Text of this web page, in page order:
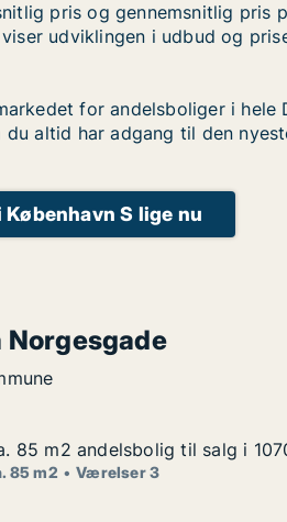
pris og gennemsnitlig pris
udviklingen i udbud og
for andelsboliger i hele
altid har adgang til den
S lige nu
Norgesgade
København K,
til salg i 1070
85 m2 andelsbolig til salg i
85 m2 andelsbolig til salg i
85 m2 Værelser 3